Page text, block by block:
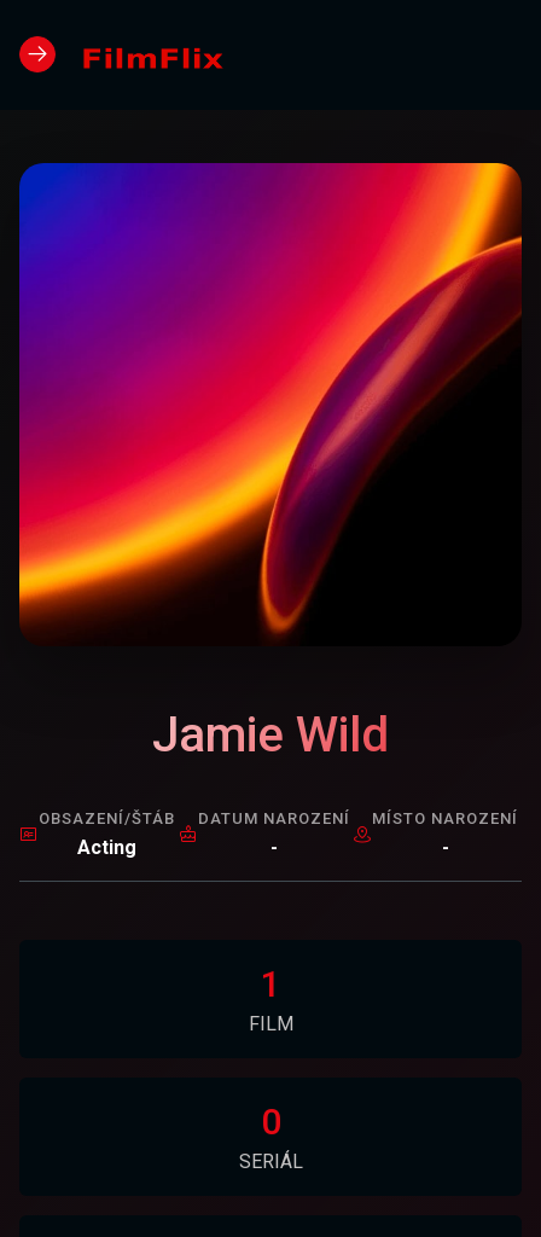
Jamie Wild
OBSAZENÍ/ŠTÁB
Acting
DATUM NAROZENÍ
-
MÍSTO NAROZENÍ
-
1
FILM
0
SERIÁL